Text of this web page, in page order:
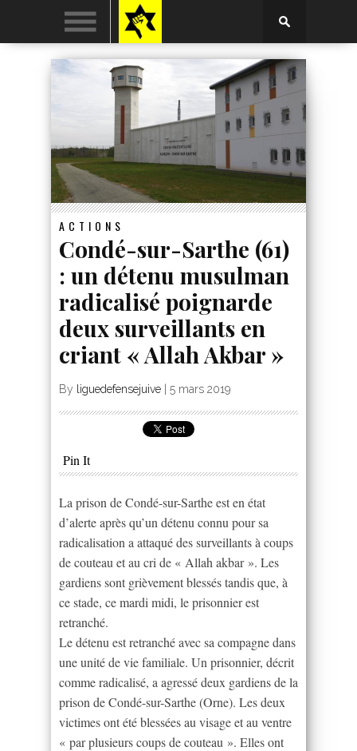
ACTIONS
Condé-sur-Sarthe (61)
: un détenu musulman
radicalisé poignarde
deux surveillants en
criant « Allah Akbar »
By liguedefensejuive 5 mars 2019
Pin It
La prison de Condé-sur-Sarthe est en état
d’alerte après qu’un détenu connu pour sa
radicalisation a attaqué des surveillants à coups
de couteau et au cri de « Allah akbar ». Les
gardiens sont grièvement blessés tandis que, à
ce stade, ce mardi midi, le prisonnier est
retranché.
Le détenu est retranché avec sa compagne dans
une unité de vie familiale. Un prisonnier, décrit
comme radicalisé, a agressé deux gardiens de la
prison de Condé-sur-Sarthe (Orne). Les deux
victimes ont été blessées au visage et au ventre
« par plusieurs coups de couteau ». Elles ont